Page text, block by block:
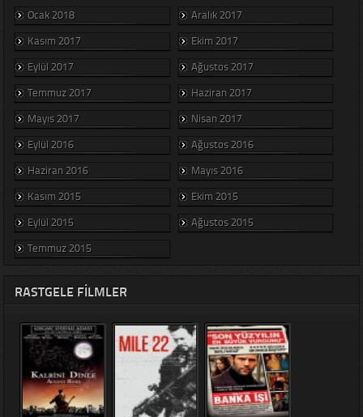
Ocak 2018
Aralık 2017
Kasım 2017
Ekim 2017
Eylül 2017
Ağustos 2017
Temmuz 2017
Haziran 2017
Mayıs 2017
Nisan 2017
Eylül 2016
Ağustos 2016
Haziran 2016
Mayıs 2016
Kasım 2015
Ekim 2015
Eylül 2015
Ağustos 2015
Temmuz 2015
RASTGELE FILMLER